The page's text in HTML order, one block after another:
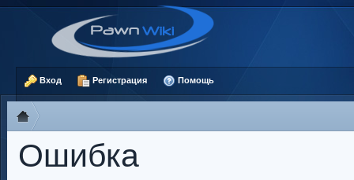
Вход Регистрация Помощь
Ошибка